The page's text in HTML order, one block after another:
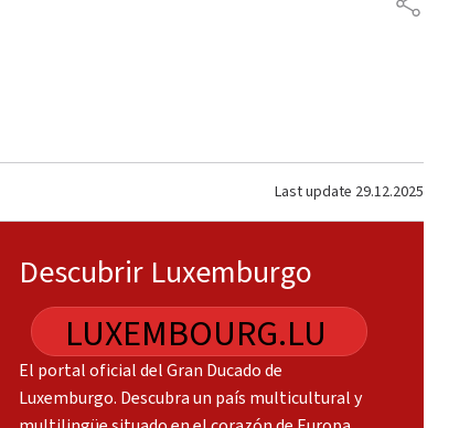
Last update 29.12.2025
Descubrir Luxemburgo
LUXEMBOURG.LU
El portal oficial del Gran Ducado de
Luxemburgo. Descubra un país multicultural y